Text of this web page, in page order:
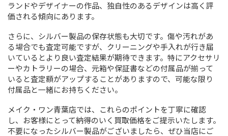
ランドやデザイナーの作品、独自性のあるデザインは高く評
価される傾向にあります。
さらに、シルバー製品の保存状態も大切です。傷や汚れがあ
る場合でも査定可能ですが、クリーニングや手入れが行き届
いているとより良い査定結果が期待できます。特にアクセサリ
ーやカトラリーの場合、元箱や保証書などの付属品が揃って
いると査定額がアップすることがありますので、可能な限り
付属品と一緒にお持ちください。
メイク・ワン青葉店では、これらのポイントを丁寧に確認
し、お客様にとって納得のいく買取価格をご提示いたします。
不要になったシルバー製品がございましたら、ぜひ当店にご